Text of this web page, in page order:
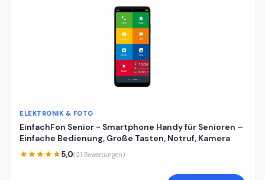
ELEKTRONIK & FOTO
EinfachFon Senior - Smartphone Handy für Senioren –
Einfache Bedienung, Große Tasten, Notruf, Kamera
5,0(21 Bewertungen)